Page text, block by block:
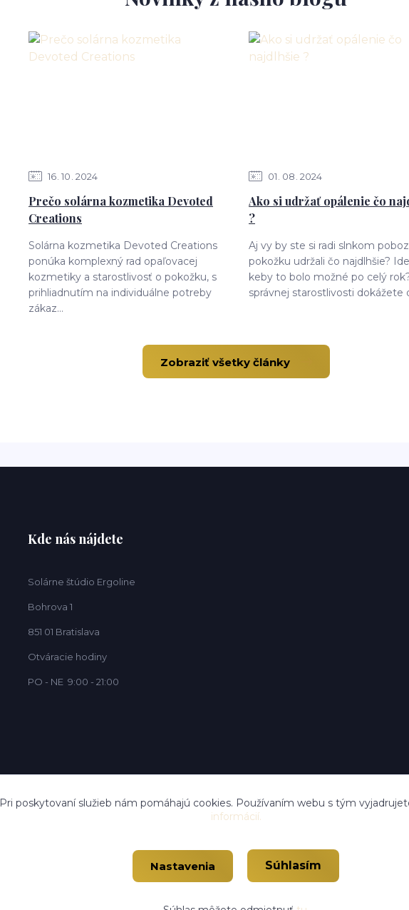
16 10 2024
Prečo solárna kozmetika Devoted
Creations
Solárna kozmetika Devoted Creations
ponúka komplexný rad opaľovacej
kozmetiky a starostlivosť o pokožku, s
prihliadnutím na individuálne potreby
zákaz...
01 08 2024
Ako si udržať opálenie čo
?
Aj vy by ste si radi slnkom
pokožku udržali čo najdlhšie?
keby to bolo možné po celý
správnej starostlivosti dokážete
Zobraziť všetky články
Kde nás nájdete
Solárne štúdio Ergoline
Bohrova 1
851 01 Bratislava
Otváracie hodiny
PO - NE 9:00 - 21:00
Pri poskytovaní služieb nám pomáhajú cookies. Používaním webu s tým
informácií.
Nastavenia Súhlasím